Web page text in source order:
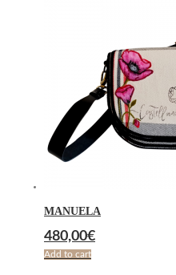
MANUELA
480,00€
Add to cart